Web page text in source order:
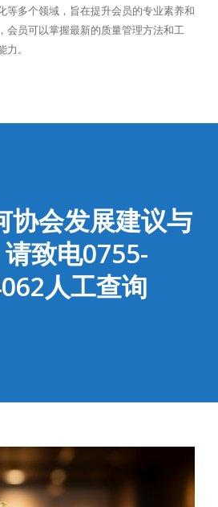
等多个领域，旨在提升会员的专业素养和
会员可以掌握最新的质量管理方法和工
。
协会发展建议与
致电0755-
人工查询